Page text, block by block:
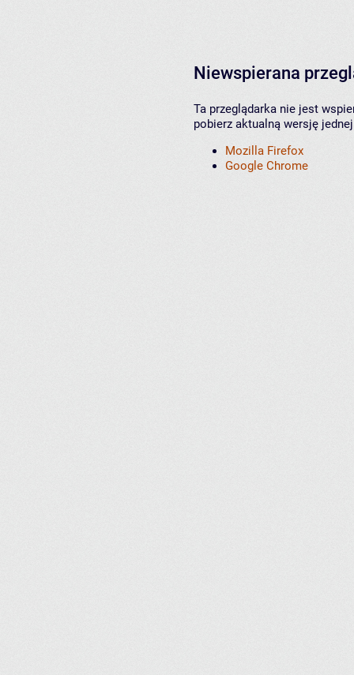
Niewspierana
Ta przeglądarka nie jest
pobierz aktualną wersję
Mozilla Firefox
Google Chrome